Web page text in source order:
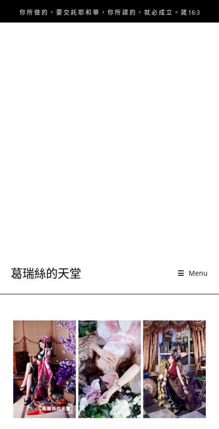
你 所 做 的 ， 要 交 託 耶 和 華 ， 你 所 謀 的 ， 就 必 成 立 。 箴 16:3
葛瑞絲的天堂 Menu